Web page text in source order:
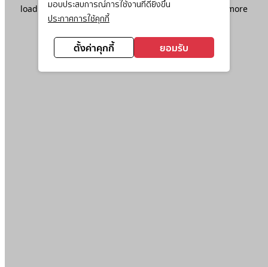
มอบประสบการณ์การใช้งานที่ดียิ่งขึ้น
ประกาศการใช้คุกกี้
ตั้งค่าคุกกี้ ยอมรับ
loadingwww.ktc.co.th(see the browser console
for more
information).